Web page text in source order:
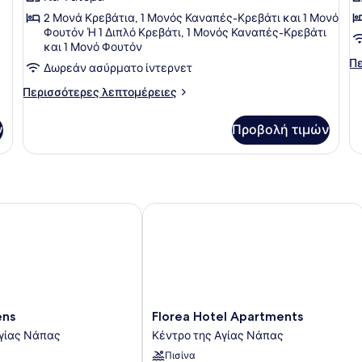
Διαμέρισμα,
Υπνοδωμάτιο
2 Μονά Κρεβάτια, 1 Μονός Καναπές-Κρεβάτι και 1 Μονό
Φουτόν Ή 1 Διπλό Κρεβάτι, 1 Μονός Καναπές-Κρεβάτι
και 1 Μονό Φουτόν
Δωρεάν ασύρματο ίντερνετ
Περισσότερες λεπτομέρειες
Περισσότερες
Διαμέρισμα,
Προβολή τιμών
Νάπας
Florea
Hotel
Apartments
Κέντρο
Florea Hotel Apartments
Κέντρο της Αγίας Νάπας
Πισίνα
Florea Hotel Apartments